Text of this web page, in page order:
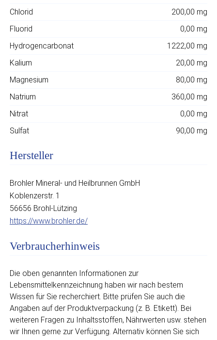
Chlorid
200,00 mg
Fluorid
0,00 mg
Hydrogencarbonat
1222,00 mg
Kalium
20,00 mg
Magnesium
80,00 mg
Natrium
360,00 mg
Nitrat
0,00 mg
Sulfat
90,00 mg
Hersteller
Brohler Mineral- und Heilbrunnen GmbH
Koblenzerstr. 1
56656 Brohl-Lützing
https://www.brohler.de/
Verbraucherhinweis
Die oben genannten Informationen zur
Lebensmittelkennzeichnung haben wir nach bestem
Wissen für Sie recherchiert. Bitte prüfen Sie auch die
Angaben auf der Produktverpackung (z. B. Etikett). Bei
weiteren Fragen zu Inhaltsstoffen, Nährwerten usw. stehen
wir Ihnen gerne zur Verfügung. Alternativ können Sie sich